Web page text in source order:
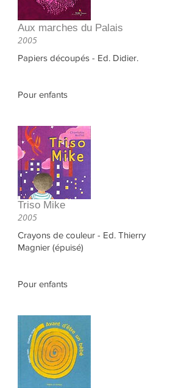
Aux marches du Palais
2005
Papiers découpés - Ed. Didier.
Pour enfants
Triso Mike
2005
Crayons de couleur - Ed. Thierry
Magnier (épuisé)
Pour enfants